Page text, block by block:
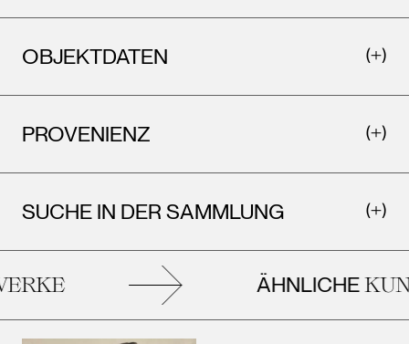
OBJEKTDATEN
PROVENIENZ
SUCHE IN DER SAMMLUNG
ÄHNLICHE